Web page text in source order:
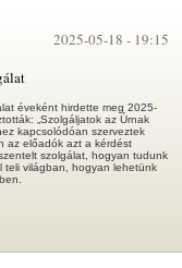
2025-05-18 - 19:15
éveként hirdette meg 2025-
„Szolgáljatok az Úrnak
kapcsolódóan szerveztek
az előadók azt a kérdést
szolgálat, hogyan tudunk
teli világban, hogyan lehetünk